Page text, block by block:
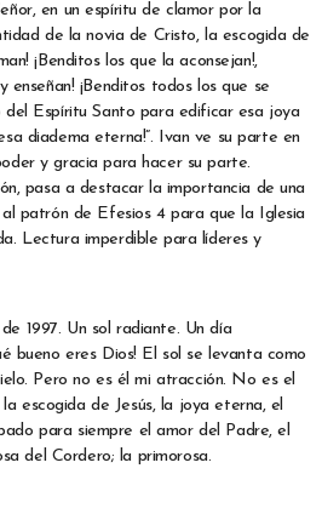
en un espíritu de clamor por la
de la novia de Cristo, la escogida de
¡Benditos los que la aconsejan!,
enseñan! ¡Benditos todos los que se
del Espíritu Santo para edificar esa joya
diadema eterna!”. Ivan ve su parte en
y gracia para hacer su parte.
pasa a destacar la importancia de una
patrón de Efesios 4 para que la Iglesia
Lectura imperdible para líderes y
1997. Un sol radiante. Un día
bueno eres Dios! El sol se levanta como
Pero no es él mi atracción. No es el
escogida de Jesús, la joya eterna, el
para siempre el amor del Padre, el
del Cordero; la primorosa.